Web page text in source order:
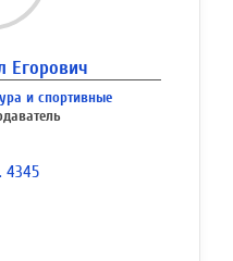
Егорович
и спортивные
4345